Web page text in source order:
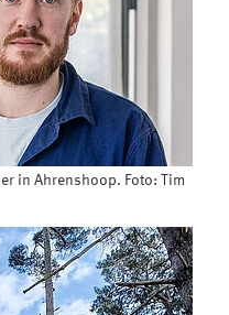
in Ahrenshoop. Foto: Tim